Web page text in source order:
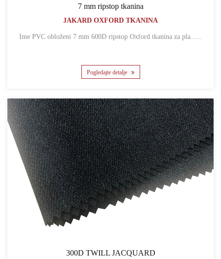
7 mm ripstop tkanina
JAKARD OXFORD TKANINA
Ime PVC obloženi 7 mm 600D ripstop Oxford tkanina za pla......
Pogledajte detalje
300D TWILL JACQUARD